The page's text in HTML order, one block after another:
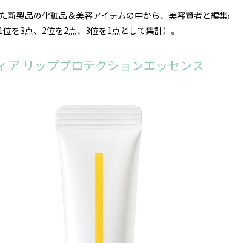
新製品の化粧品＆美容アイテムの中から、美容賢者と編
を3点、2位を2点、3位を1点として集計）。
ア リッププロテクションエッセンス